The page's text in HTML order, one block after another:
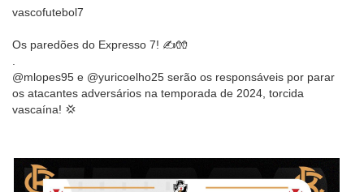
vascofutebol7
Os paredões do Expresso 7! ✍️🧤
.
@mlopes95 e @yuricoelho25 serão os responsáveis por parar
os atacantes adversários na temporada de 2024, torcida
vascaína! 💢